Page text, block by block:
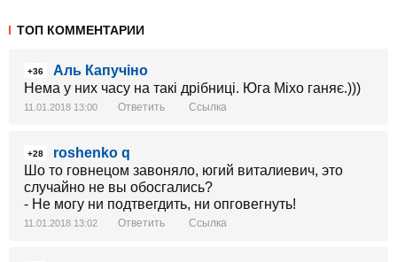
ТОП КОММЕНТАРИИ
+36
Аль Капучіно
Нема у них часу на такі дрібниці. Юга Міхо ганяє.)))
11.01.2018 13:00 Ответить Ссылка
+28
roshenko q
Шо то говнецом завоняло, югий виталиевич, это
случайно не вы обосгались?
- Не могу ни подтвегдить, ни опговегнуть!
11.01.2018 13:02 Ответить Ссылка